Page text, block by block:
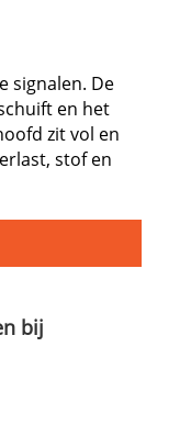
signalen.​ De
en het
zit vol en
stof en
bij